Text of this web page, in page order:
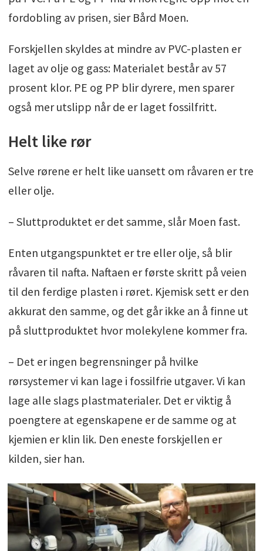
fordobling av prisen, sier Bård Moen.
Forskjellen skyldes at mindre av PVC-plasten er
laget av olje og gass: Materialet består av 57
prosent klor. PE og PP blir dyrere, men sparer
også mer utslipp når de er laget fossilfritt.
Helt like rør
Selve rørene er helt like uansett om råvaren er tre
eller olje.
– Sluttproduktet er det samme, slår Moen fast.
Enten utgangspunktet er tre eller olje, så blir
råvaren til nafta. Naftaen er første skritt på veien
til den ferdige plasten i røret. Kjemisk sett er den
akkurat den samme, og det går ikke an å finne ut
på sluttproduktet hvor molekylene kommer fra.
– Det er ingen begrensninger på hvilke
rørsystemer vi kan lage i fossilfrie utgaver. Vi kan
lage alle slags plastmaterialer. Det er viktig å
poengtere at egenskapene er de samme og at
kjemien er klin lik. Den eneste forskjellen er
kilden, sier han.